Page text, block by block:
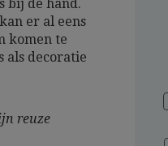
bij de hand.
er al eens
komen te
als decoratie
reuze